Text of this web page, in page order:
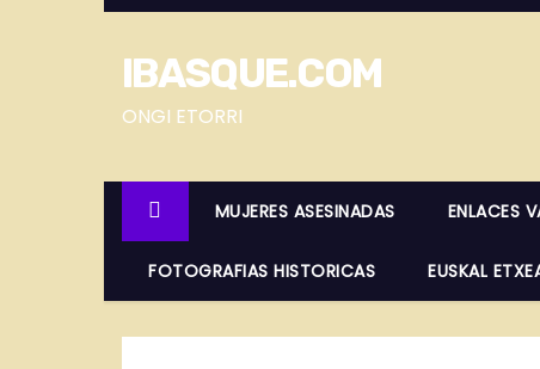
S
r
IBASQUE.COM
ONGI ETORRI
MUJERES ASESINADAS ENLACES
FOTOGRAFIAS HISTORICAS EUSKAL